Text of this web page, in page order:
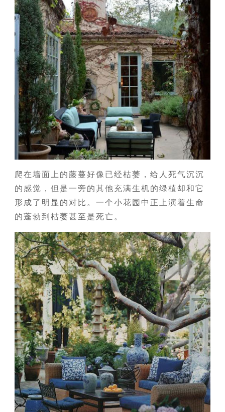
爬在墙面上的藤蔓好像已经枯萎，给人死气沉沉
的感觉，但是一旁的其他充满生机的绿植却和它
形成了明显的对比。一个小花园中正上演着生命
的蓬勃到枯萎甚至是死亡。